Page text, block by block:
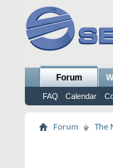
Forum
FAQ Calendar
Forum The